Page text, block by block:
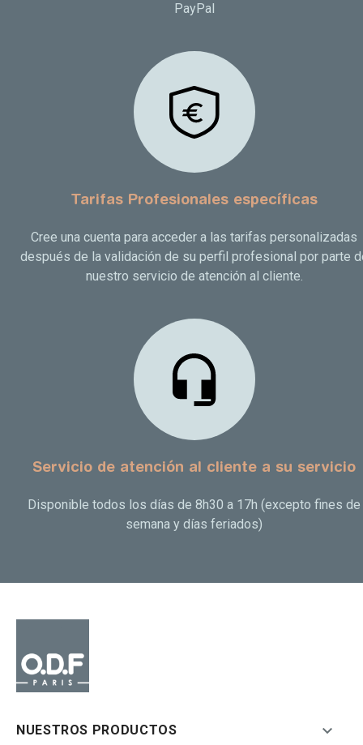
PayPal
Tarifas Profesionales específicas
Cree una cuenta para acceder a las tarifas personalizadas
después de la validación de su perfil profesional por parte
nuestro servicio de atención al cliente.
Servicio de atención al cliente a su servicio
Disponible todos los días de 8h30 a 17h (excepto fines de
semana y días feriados)
NUESTROS PRODUCTOS 